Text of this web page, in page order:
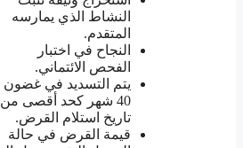
النشاط الذي يمارسه
المتقدم.
النجاح في اختبار
الفحص الائتماني.
يتم التسديد في غضون
40 شهر كحد أقصى من
تاريخ استلام القرض.
قيمة القرض في حالة